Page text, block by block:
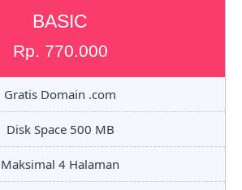
BASIC
Rp. 770.000
Gratis Domain .com
Disk Space 500 MB
Maksimal 4 Halaman